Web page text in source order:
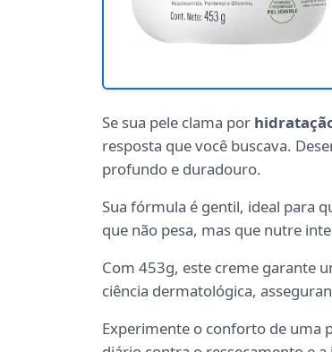
Se sua pele clama por
resposta que você buscava.
profundo e duradouro.
Sua fórmula é gentil, ideal para
que não pesa, mas que nutre
Com 453g, este creme garante
ciência dermatológica,
Experimente o conforto de uma